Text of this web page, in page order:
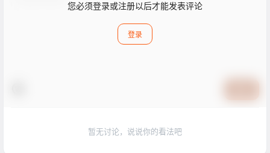
您必须登录或注册以后才能发表评论
登录
暂无讨论，说说你的看法吧